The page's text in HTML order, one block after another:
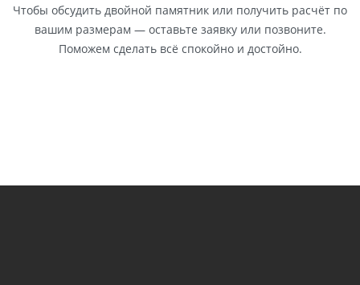
Чтобы обсудить двойной памятник или получить расчёт по
вашим размерам — оставьте заявку или позвоните.
Поможем сделать всё спокойно и достойно.